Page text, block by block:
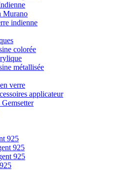
Murano
indienne
colorée
métallisée
verre
applicateur
925
925
925